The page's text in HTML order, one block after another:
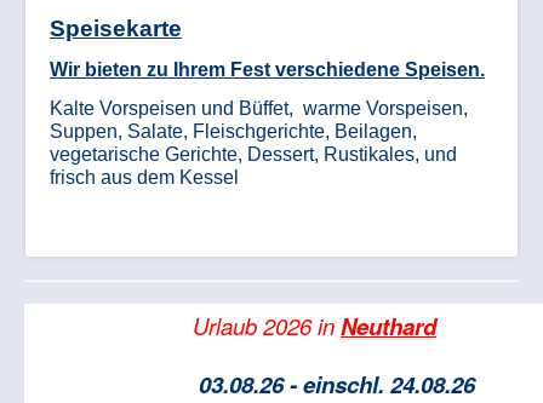
Siehe Stellenanzeige
Speisekarte
Wir bieten zu Ihrem Fest verschiedene Speisen.
Kalte Vorspeisen und Büffet, warme Vorspeisen,
Suppen, Salate, Fleischgerichte, Beilagen,
vegetarische Gerichte, Dessert, Rustikales, und
frisch aus dem Kessel
Urlaub 2026 inNeuthard
03.08.26 - einschl. 24.08.26